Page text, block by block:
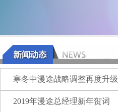
寒冬中漫途战略调整再度升级
2019年漫途总经理新年贺词